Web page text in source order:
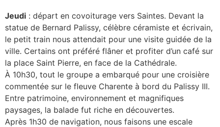
Jeudi : départ en covoiturage vers Saintes. Devant la
statue de Bernard Palissy, célèbre céramiste et écrivain,
le petit train nous attendait pour une visite guidée de la
ville. Certains ont préféré flâner et profiter d’un café sur
la place Saint Pierre, en face de la Cathédrale.
À 10h30, tout le groupe a embarqué pour une croisière
commentée sur le fleuve Charente à bord du Palissy III.
Entre patrimoine, environnement et magnifiques
paysages, la balade fut riche en découvertes.
Après 1h30 de navigation, nous faisons une escale